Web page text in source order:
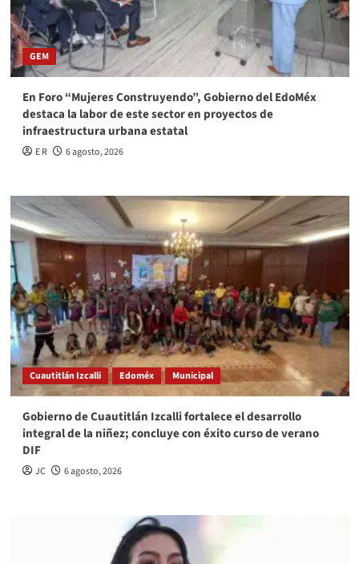
GEM
En Foro “Mujeres Construyendo”, Gobierno del EdoMéx
destaca la labor de este sector en proyectos de
infraestructura urbana estatal
E R 6 agosto, 2026
Cuautitlán Izcalli Edoméx Municipal
Gobierno de Cuautitlán Izcalli fortalece el desarrollo
integral de la niñez; concluye con éxito curso de verano
DIF
JC 6 agosto, 2026